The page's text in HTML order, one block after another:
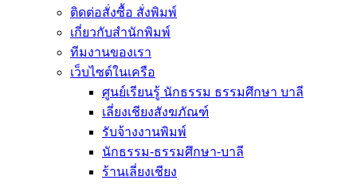
ติดต่อสั่งซื้อ สั่งพิมพ์
เกี่ยวกับสำนักพิมพ์
ทีมงานของเรา
เว็บไซต์ในเครือ
ศูนย์เรียนรู้ นักธรรม ธรรมศึกษา บาลี
เลี่ยงเชียงสังฆภัณฑ์
รับจ้างงานพิมพ์
นักธรรม-ธรรมศึกษา-บาลี
ร้านเลี่ยงเชียง